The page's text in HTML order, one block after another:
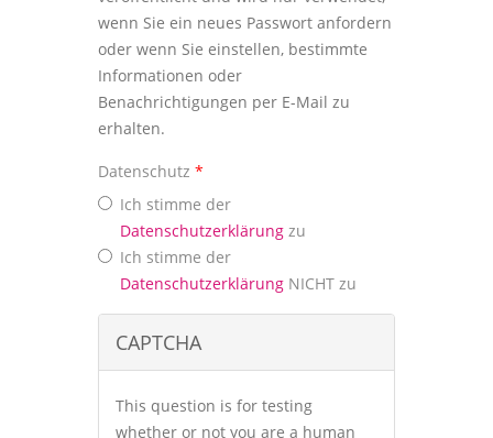
wenn Sie ein neues Passwort anfordern
oder wenn Sie einstellen, bestimmte
Informationen oder
Benachrichtigungen per E-Mail zu
erhalten.
Datenschutz *
Ich stimme der
Datenschutzerklärung zu
Ich stimme der
Datenschutzerklärung NICHT zu
CAPTCHA
This question is for testing
whether or not you are a human